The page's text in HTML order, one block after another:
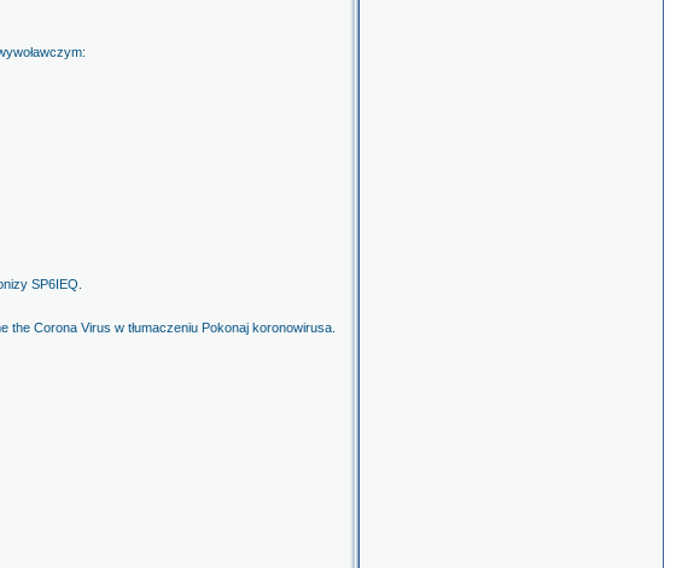
SP6IEQ.
Corona Virus w tłumaczeniu Pokonaj koronowirusa.